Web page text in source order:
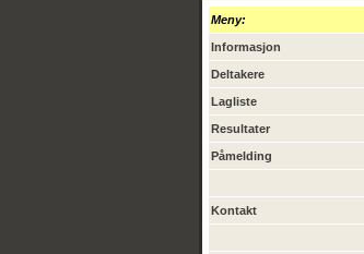
Meny:
Informasjon
Deltakere
Lagliste
Resultater
Påmelding
Kontakt